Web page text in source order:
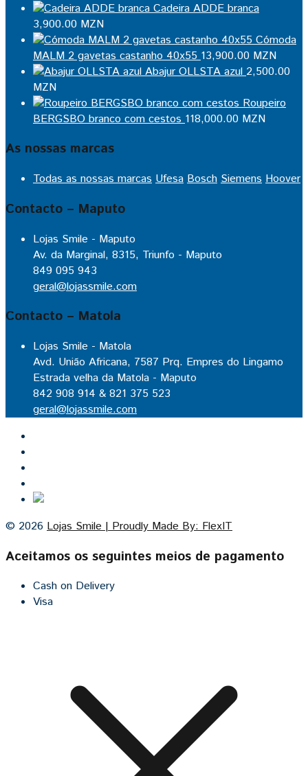
Cadeira ADDE branca
3,900.00 MZN
Cómoda
MALM 2 gavetas castanho 40x55 13,900.00 MZN
Abajur OLLSTA azul 2,500.00
MZN
Roupeiro
BERGSBO branco com cestos 118,000.00 MZN
As nossas marcas
Todas as nossas marcas Ufesa Bosch Siemens Hoover
Contacto – Maputo
Lojas Smile - Maputo
Av. da Marginal, 8315, Triunfo - Maputo
849 095 943
geral@lojassmile.com
Contacto – Matola
Lojas Smile - Matola
Avd. União Africana, 7587 Prq. Empres do Lingamo
Estrada velha da Matola - Maputo
842 908 914 & 821 375 523
geral@lojassmile.com
© 2026 Lojas Smile | Proudly Made By: FlexIT
Aceitamos os seguintes meios de pagamento
Cash on Delivery
Visa